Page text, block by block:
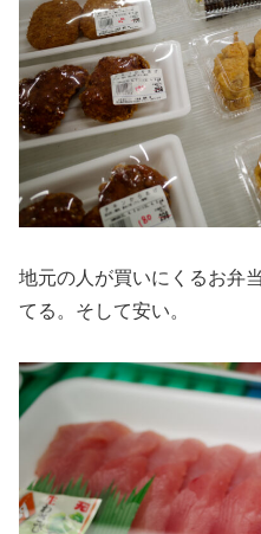
地元の人が買いにくるお弁
てる。そして安い。